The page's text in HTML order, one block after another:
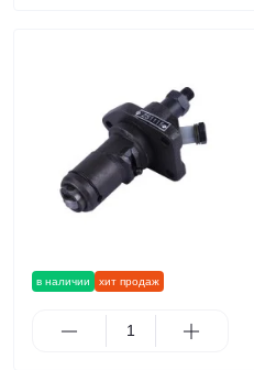
в наличии хит продаж